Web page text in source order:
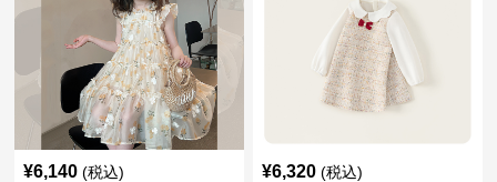
¥6,140 (税込) ¥6,320 (税込)